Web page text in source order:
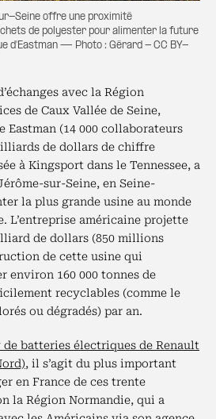
Seine offre une proximité
de polyester pour alimenter la future
d'Eastman — Photo : Gérard - CC BY-
avec la Région
de Caux Vallée de Seine,
Eastman (14 000 collaborateurs
de dollars de chiffre
à Kingsport dans le Tennessee, a
sur-Seine, en Seine-
la plus grande usine au monde
L’entreprise américaine projette
de dollars (850 millions
de cette usine qui
environ 160 000 tonnes de
recyclables (comme le
ou dégradés) par an.
batteries électriques de Renault
, il s’agit du plus important
en France de ces trente
la Région Normandie, qui a